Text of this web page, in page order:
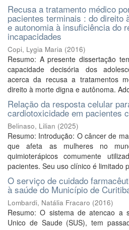
Recusa a tratamento médico
pacientes terminais : do direito
e autonomia à insuficiência do
incapacidades
Copi, Lygia Maria (2016)
Resumo: A presente dissertação
capacidade decisória dos
acerca da recusa a tratamentos
direito à morte digna e autônoma.
Relação da resposta celular
cardiotoxicidade em pacientes
Belinaso, Lilian (2025)
Resumo: Introdução: O câncer de
que afeta as mulheres no
quimioterápicos comumente
pacientes. Seu uso clínico é limitado
O serviço de cuidado
à saúde do Município de
Lombardi, Natália Fracaro (2016)
Resumo: O sistema de atencao a
Unico de Saude (SUS), tem